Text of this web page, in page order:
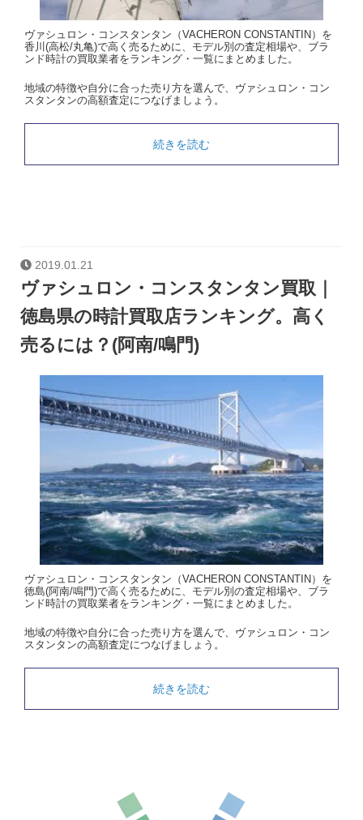
ヴァシュロン・コンスタンタン（VACHERON CONSTANTIN）を
香川(高松/丸亀)で高く売るために、モデル別の査定相場や、ブラ
ンド時計の買取業者をランキング・一覧にまとめました。
地域の特徴や自分に合った売り方を選んで、ヴァシュロン・コン
スタンタンの高額査定につなげましょう。
続きを読む
2019.01.21
ヴァシュロン・コンスタンタン買取｜
徳島県の時計買取店ランキング。高く
売るには？(阿南/鳴門)
ヴァシュロン・コンスタンタン（VACHERON CONSTANTIN）を
徳島(阿南/鳴門)で高く売るために、モデル別の査定相場や、ブラ
ンド時計の買取業者をランキング・一覧にまとめました。
地域の特徴や自分に合った売り方を選んで、ヴァシュロン・コン
スタンタンの高額査定につなげましょう。
続きを読む